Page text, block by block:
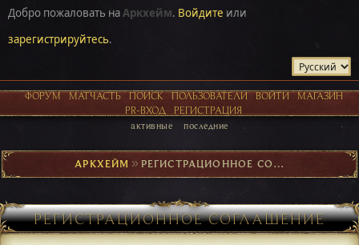
Добро пожаловать наАркхейм. Войдите или
зарегистрируйтесь.
ФОРУМ МАТЧАСТЬ ПОИСК ПОЛЬЗОВАТЕЛИ ВОЙТИ
МАГАЗИН
PR-ВХОД
РЕГИСТРАЦИЯ
активные последние
АРКХЕЙМ ► РЕГИСТРАЦИОННОЕ СОГЛАШЕНИЕ
РЕГИСТРАЦИОННОЕ СОГЛАШЕНИЕ